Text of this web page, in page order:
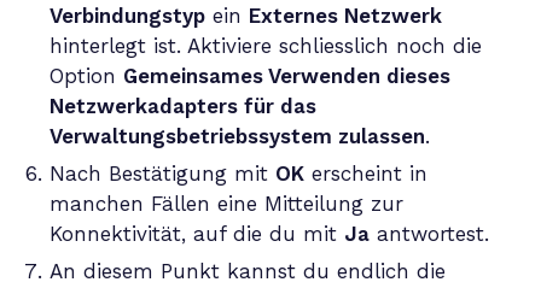
Verbindungstypein Externes Netzwerk
hinterlegt ist. Aktiviere schliesslich noch die
Option Gemeinsames Verwenden dieses
Netzwerkadapters für das
Verwaltungsbetriebssystem zulassen.
Nach Bestätigung mit OKerscheint in
manchen Fällen eine Mitteilung zur
Konnektivität, auf die du mit Jaantwortest.
An diesem Punkt kannst du endlich die